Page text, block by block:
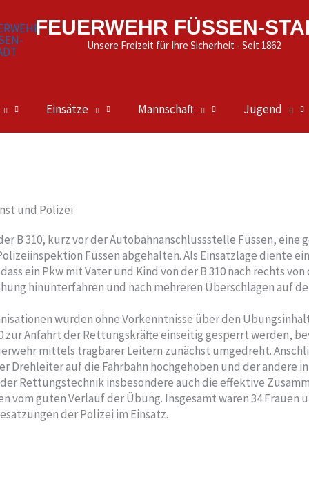
FEUERWEHR FÜSSEN-
Unsere Freizeit für Ihre Sicherheit - Seit 1862
Einsätze Mannschaft Jugend
und Polizei
B 310, kurz vor der Autobahnanschlussstelle Füssen,
Füssen abgehalten. Als Einsatzlage diente
ein Pkw mit Vater und Kind von der B 310 nach rechts
hinunterfahren und nach mehreren Überschlägen auf
wurden ohne Vorkenntnisse über den
zur Anfahrt der Rettungskräfte einseitig gesperrt werden,
mittels tragbarer Leitern zunächst umgedreht.
Drehleiter auf die Fahrbahn hochgehoben und der andere
Rettungstechnik insbesondere auch die effektive
vom guten Verlauf der Übung. Insgesamt waren 34 Frauen
der Polizei im Einsatz.